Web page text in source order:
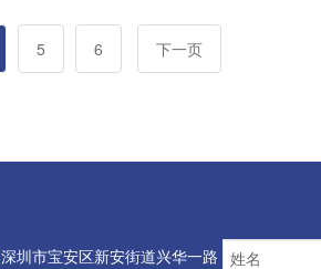
5 6 下一页
深圳市宝安区新安街道兴华⼀路